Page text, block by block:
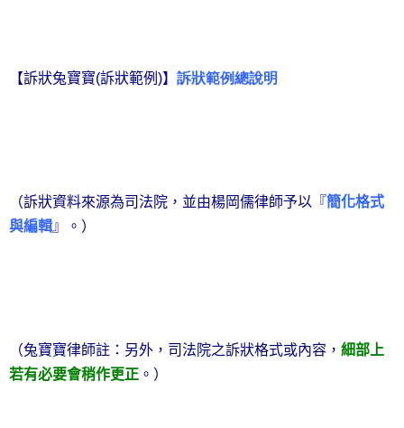
【訴狀兔寶寶(訴狀範例 )】 訴狀範例總說明
（訴狀資料來源為司法院，並由楊岡儒律師予以『簡化格式
與編輯』。）
（兔寶寶律師註：另外， 司法院之訴狀格式或內容， 細部上
若有必要會稍作更正 。）